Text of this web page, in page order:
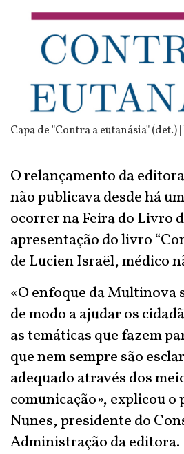
Capa de "Contra a eutanásia" (det.) |
O relançamento da
não publicava desde há
ocorrer na Feira do Livro
apresentação do livro
de Lucien Israël, médico
«O enfoque da Multinova
de modo a ajudar os
as temáticas que fazem
que nem sempre são
adequado através dos
comunicação», explicou o
Nunes, presidente do
Administração da editora.